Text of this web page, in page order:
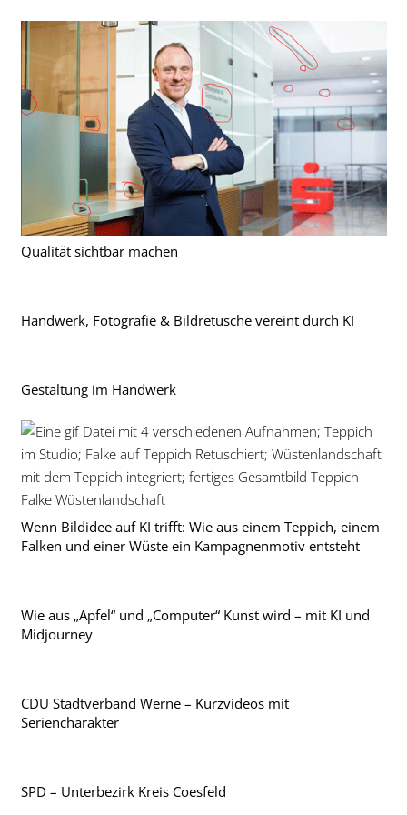
Qualität sichtbar machen
Handwerk, Fotografie & Bildretusche vereint durch KI
Gestaltung im Handwerk
Wenn Bildidee auf KI trifft: Wie aus einem Teppich, einem
Falken und einer Wüste ein Kampagnenmotiv entsteht
Wie aus „Apfel“ und „Computer“ Kunst wird – mit KI und
Midjourney
CDU Stadtverband Werne – Kurzvideos mit
Seriencharakter
SPD – Unterbezirk Kreis Coesfeld